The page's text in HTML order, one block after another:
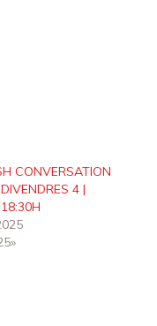
CONVERSATION
4 |